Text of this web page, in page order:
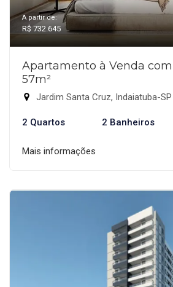
A partir de:
R$ 732.645
Apartamento à Venda
57m²
Jardim Santa Cruz, Indaiatuba-SP
2 Quartos 2 Banheiros
Mais informações